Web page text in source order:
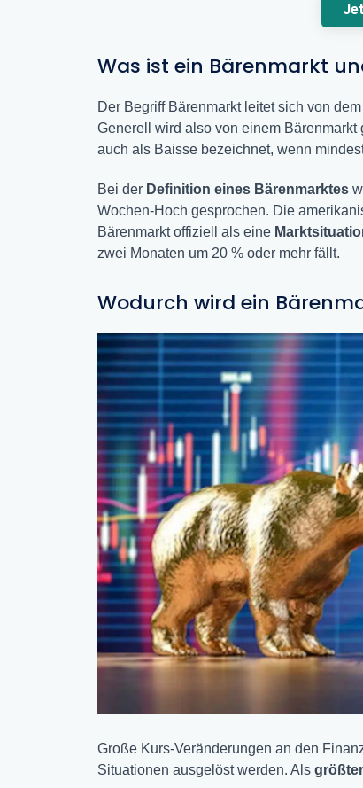
Was ist ein Bärenmarkt
Der Begriff Bärenmarkt leitet sich von dem
Generell wird also von einem
auch als Baisse bezeichnet, wenn
Bei der Definition eines Bärenmarktes
Wochen-Hoch gesprochen. Die
Bärenmarkt offiziell als eine
zwei Monaten um 20 % oder mehr fällt.
Wodurch wird ein
Große Kurs-Veränderungen an den
Situationen ausgelöst werden. Als